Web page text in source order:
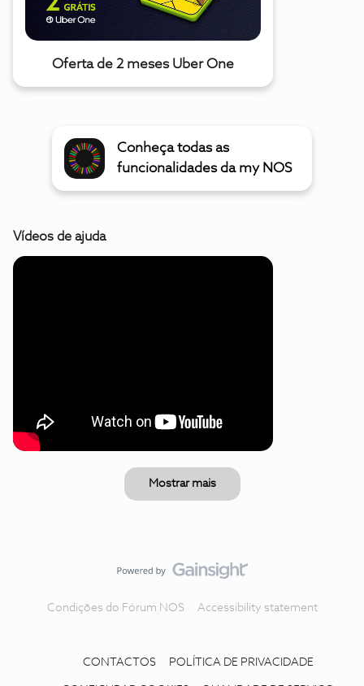
Oferta de 2 meses Uber One
Conheça todas as
funcionalidades da my NOS
Vídeos de ajuda
Mostrar mais
Condições do Fórum NOS Accessibility statement
CONTACTOS POLÍTICA DE PRIVACIDADE